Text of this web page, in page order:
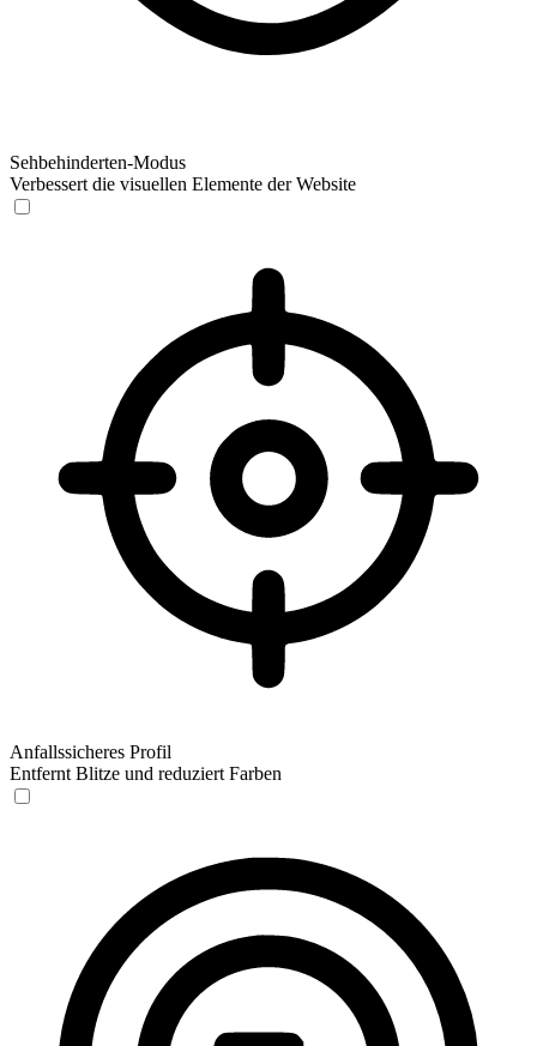
Sehbehinderten-Modus
Verbessert die visuellen Elemente der Website
Anfallssicheres Profil
Entfernt Blitze und reduziert Farben